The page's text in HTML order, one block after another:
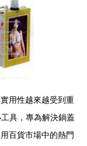
用性越來越受到重
具，專為解決鍋蓋
百貨市場中的熱門